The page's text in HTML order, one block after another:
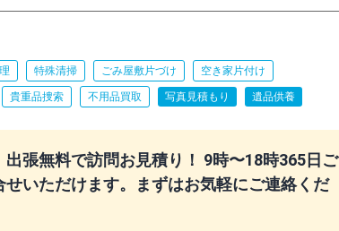
特殊清掃 ごみ屋敷片づけ 空き家片付け
貴重品捜索 不用品買取 写真見積もり 遺品供養
出張無料で訪問お見積り！ 9時〜18時365日ご
せいただけます。まずはお気軽にご連絡くだ